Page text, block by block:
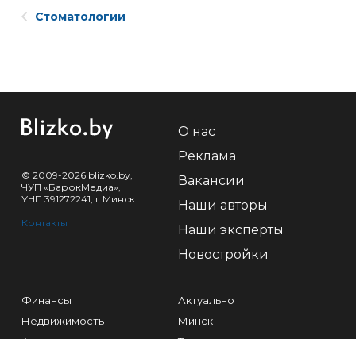
Стоматологии
© 2009-2026 blizko.by,
ЧУП «БарокМедиа»,
УНП 391272241, г.Минск
Контакты
О нас
Реклама
Вакансии
Наши авторы
Наши эксперты
Новостройки
Финансы
Недвижимость
Актуально
Минск